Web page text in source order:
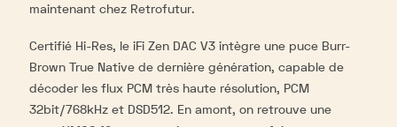
maintenant chez Retrofutur.
Certifié Hi-Res, le iFi Zen DAC V3 intègre une puce Burr-
Brown True Native de dernière génération, capable de
décoder les flux PCM très haute résolution, PCM
32bit/768kHz et DSD512. En amont, on retrouve une